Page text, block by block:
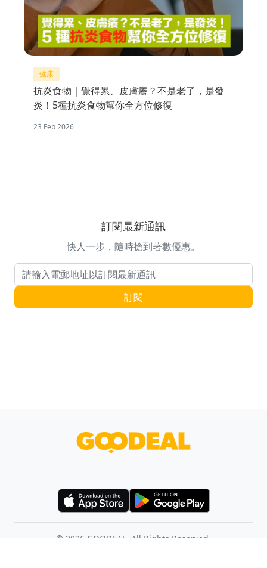
健康
抗炎食物｜覺得累、皮膚癢？不是老了，是發
炎！5種抗炎食物幫你全方位修復
23 Feb 2026
訂閱最新通訊
快人一步，隨時搶到著數優惠。
電郵地址 訂閱
© 2026 GOODEAL. All Rights Reserved.